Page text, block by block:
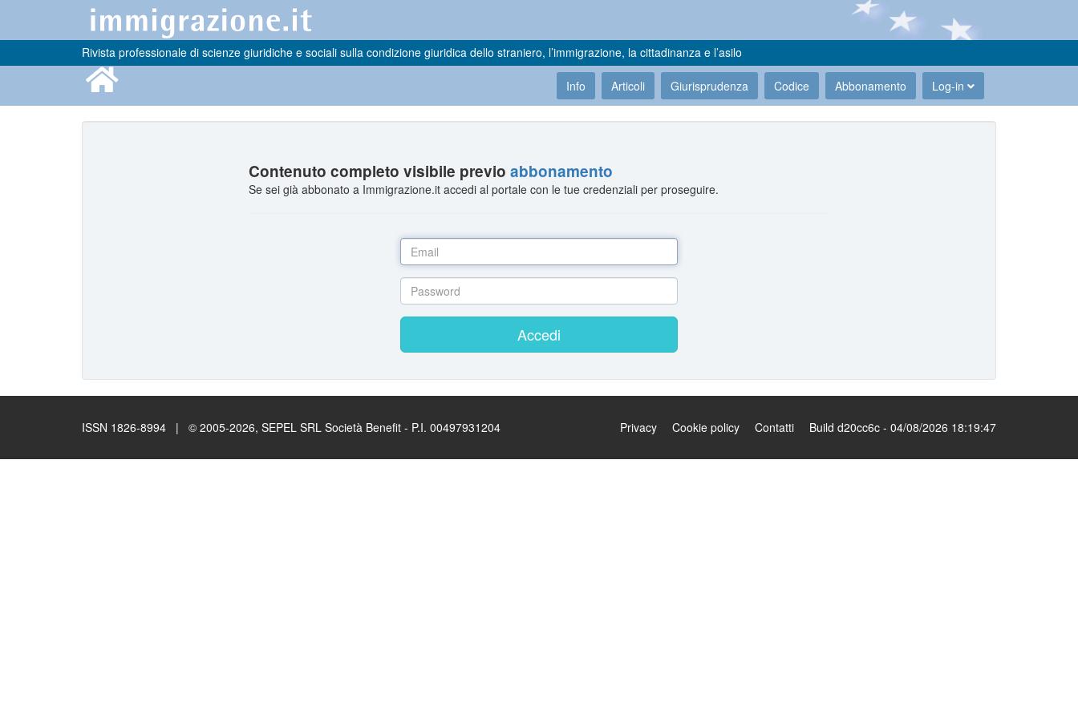
Rivista professionale di scienze giuridiche e sociali sulla condizione giuridica dello straniero, l’immigrazione, la cittadinanza e l’asilo
Info Articoli Giurisprudenza Codice Abbonamento Log-in
Contenuto completo visibile previoabbonamento
Se sei già abbonato a Immigrazione.it accedi al portale con le tue credenziali per proseguire.
Accedi
ISSN 1826-8994 | © 2005-2026, SEPEL SRL Società Benefit - P.I. 00497931204 Privacy Cookie policy Contatti Build d20cc6c - 04/08/2026 18:19:47